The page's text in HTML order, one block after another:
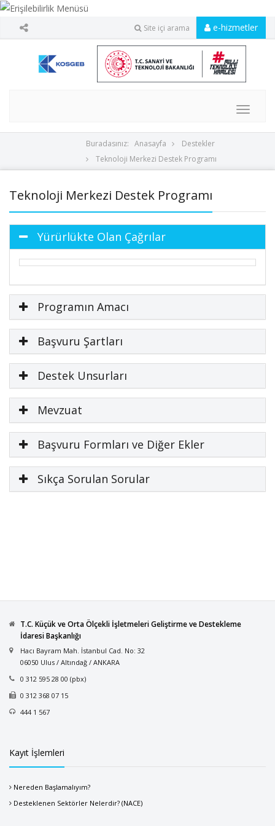
Site içi arama e-hizmetler
MENU
Buradasınız: Anasayfa
Destekler
Teknoloji Merkezi Destek Programı
Teknoloji Merkezi Destek Programı
Yürürlükte Olan Çağrılar
Programın Amacı
Başvuru Şartları
Destek Unsurları
Mevzuat
Başvuru Formları ve Diğer Ekler
Sıkça Sorulan Sorular
T.C. Küçük ve Orta Ölçekli İşletmeleri Geliştirme ve Destekleme
İdaresi Başkanlığı
Hacı Bayram Mah. İstanbul Cad. No: 32
06050 Ulus / Altındağ / ANKARA
0 312 595 28 00 (pbx)
0 312 368 07 15
444 1 567
Kayıt İşlemleri
Nereden Başlamalıyım?
Desteklenen Sektörler Nelerdir? (NACE)